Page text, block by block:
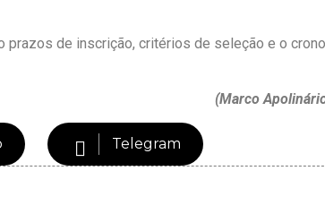
de inscrição, critérios de seleção e o
(Marco
Telegram